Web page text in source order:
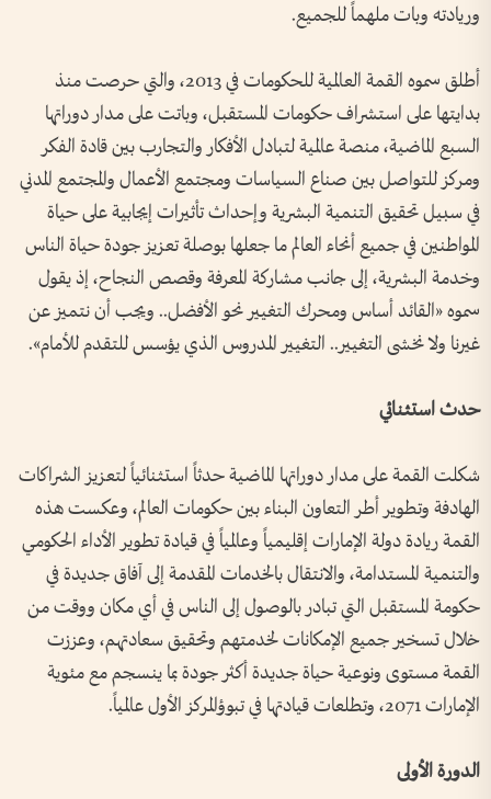
وريادته وبات ملهماً للجميع.
أطلق سموه القمة العالمية للحكومات في 2013، والتي حرصت منذ
بدايتها على استشراف حكومات المستقبل، وباتت على مدار دوراتها
السبع الماضية، منصة عالمية لتبادل الأفكار والتجارب بين قادة الفكر
ومركز للتواصل بين صناع السياسات ومجتمع الأعمال والمجتمع المدني
في سبيل تحقيق التنمية البشرية وإحداث تأثيرات إيجابية على حياة
المواطنين في جميع أنحاء العالم ما جعلها بوصلة تعزيز جودة حياة الناس
وخدمة البشرية، إلى جانب مشاركة المعرفة وقصص النجاح، إذ يقول
سموه «القائد أساس ومحرك التغيير نحو الأفضل.. ويجب أن نتميز عن
غيرنا ولا نخشى التغيير.. التغيير المدروس الذي يؤسس للتقدم للأمام».
حدث استثنائي
شكلت القمة على مدار دوراتها الماضية حدثاً استثنائياً لتعزيز الشراكات
الهادفة وتطوير أطر التعاون البناء بين حكومات العالم، وعكست هذه
القمة ريادة دولة الإمارات إقليمياً وعالمياً في قيادة تطوير الأداء الحكومي
والتنمية المستدامة، والانتقال بالخدمات المقدمة إلى آفاق جديدة في
حكومة المستقبل التي تبادر بالوصول إلى الناس في أي مكان ووقت من
خلال تسخير جميع الإمكانات لخدمتهم وتحقيق سعادتهم، وعززت
القمة مستوى ونوعية حياة جديدة أكثر جودة بما ينسجم مع مئوية
الإمارات 2071، وتطلعات قيادتها في تبوؤالمركز الأول عالمياً.
الدورة الأولى